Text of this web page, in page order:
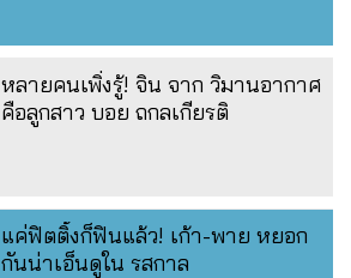
หลายคนเพิ่งรู้! จิน จาก วิมานอากาศ
คือลูกสาว บอย ถกลเกียรติ
แค่ฟิตติ้งก็ฟินแล้ว! เก้า-พาย หยอก
กันน่าเอ็นดูใน รสกาล